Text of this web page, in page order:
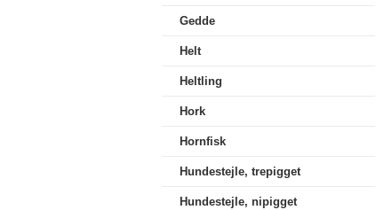
Gedde
Helt
Heltling
Hork
Hornfisk
Hundestejle, trepigget
Hundestejle, nipigget